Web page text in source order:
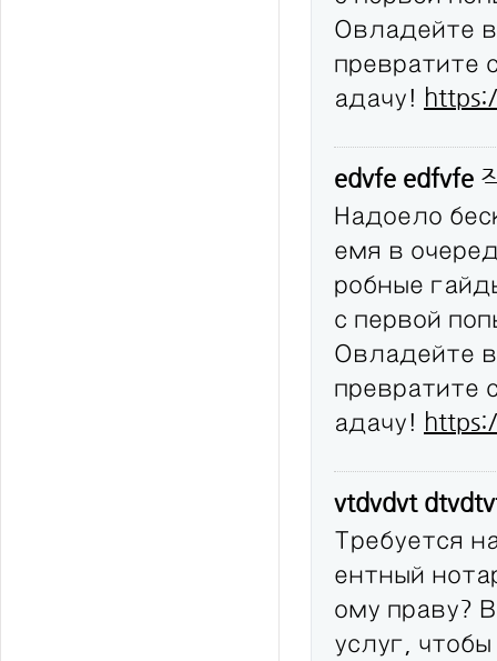
Овладейте
превратите
адачу!
edvfe edfvfe
Надоело
емя в
робные
с первой
Овладейте
превратите
адачу!
vtdvdvt
Требуется
ентный
ому праву?
услуг,